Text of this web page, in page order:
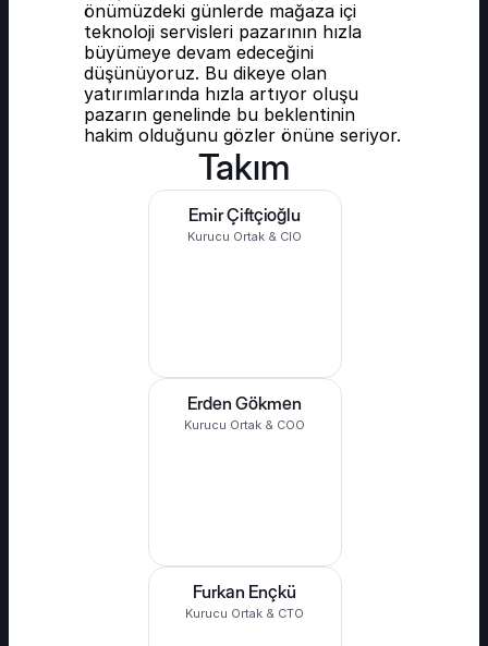
önümüzdeki günlerde mağaza içi
teknoloji servisleri pazarının hızla
büyümeye devam edeceğini
düşünüyoruz. Bu dikeye olan
yatırımlarında hızla artıyor oluşu
pazarın genelinde bu beklentinin
hakim olduğunu gözler önüne seriyor.
Emir Çiftçioğlu
Kurucu Ortak & CIO
Erden Gökmen
Kurucu Ortak & COO
Furkan Ençkü
Kurucu Ortak & CTO
Takım